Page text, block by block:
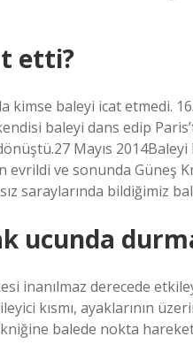
etti?
kimse baleyi icat etmedi.
baleyi dans edip
Mayıs
evrildi ve sonunda Güneş
saraylarında bildiğimiz
ucunda
inanılmaz derecede
kısmı, ayaklarının
balede nokta